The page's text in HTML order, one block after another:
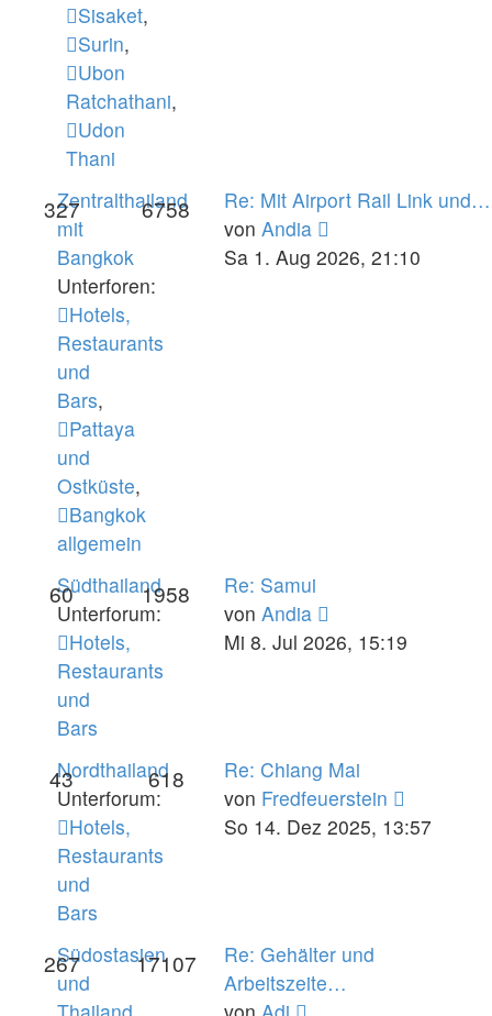
Sisaket,
Surin,
Ubon
Ratchathani,
Udon
Thani
Zentralthailand
mit
Bangkok
Unterforen:
Hotels,
Restaurants
und
Bars,
Pattaya
und
Ostküste,
Bangkok
allgemein
327 6758
Re: Mit Airport Rail Link und…
von Andia
Beitrag
Sa 1. Aug 2026, 21:10
Südthailand
Unterforum:
Hotels,
Restaurants
und
Bars
60 1958
Re: Samui
von Andia
Beitrag
Mi 8. Jul 2026, 15:19
Nordthailand
Unterforum:
Hotels,
Restaurants
und
Bars
43 618
Re: Chiang Mai
von Fredfeuerstein
Beitrag
So 14. Dez 2025, 13:57
Südostasien
und
267 17107
Re: Gehälter und
Arbeitszeite…